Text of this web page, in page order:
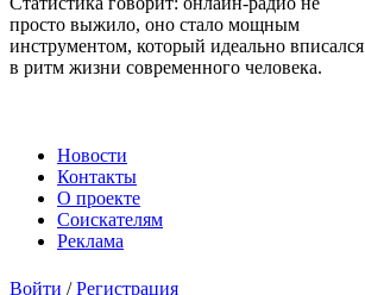
просто выжило, оно стало мощным
инструментом, который идеально вписался
в ритм жизни современного человека.
Новости
Контакты
О проекте
Соискателям
Реклама
Войти /Регистрация